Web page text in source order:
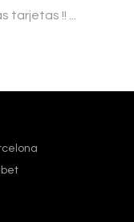
tarjetas !!